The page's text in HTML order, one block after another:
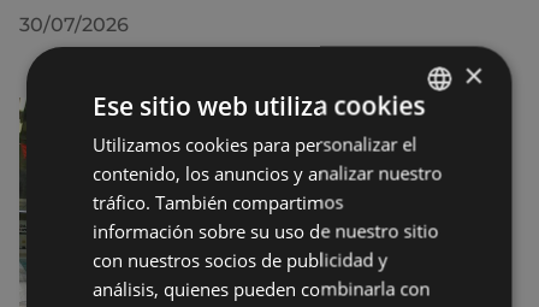
30/07/2026
BASQUE
SPANISH
×
Ese sitio web utiliza cookies
Utilizamos cookies para personalizar el
contenido, los anuncios y analizar nuestro
tráfico. También compartimos
información sobre su uso de nuestro sitio
con nuestros socios de publicidad y
análisis, quienes pueden combinarla con